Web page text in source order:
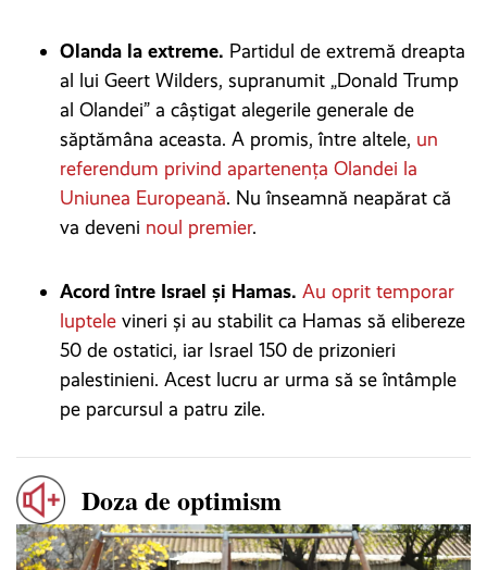
Olanda la extreme. Partidul de extremă dreapta
al lui Geert Wilders, supranumit „Donald Trump
al Olandei” a câștigat alegerile generale de
săptămâna aceasta. A promis, între altele, un
referendum privind apartenența Olandei la
Uniunea Europeană. Nu înseamnă neapărat că
va deveni noul premier.
Acord între Israel și Hamas. Au oprit temporar
luptele vineri și au stabilit ca Hamas să elibereze
50 de ostatici, iar Israel 150 de prizonieri
palestinieni. Acest lucru ar urma să se întâmple
pe parcursul a patru zile.
Doza de optimism